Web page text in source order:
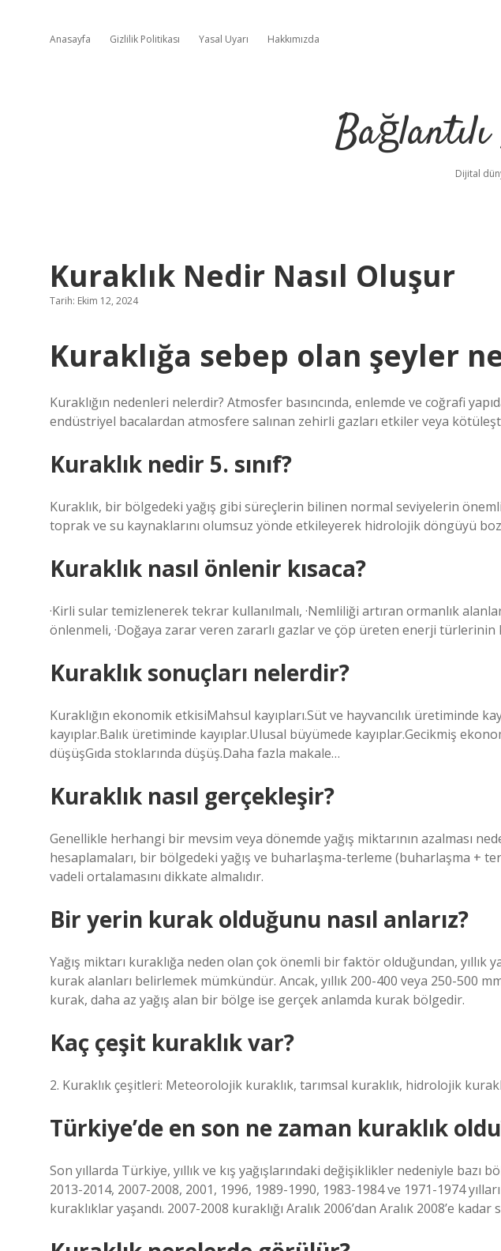
Anasayfa Gizlilik Politikası Yasal Uyarı Hakkımızda
Dijital
Kuraklık Nedir Nasıl Oluşur
Tarih: Ekim 12, 2024
Kuraklığa sebep olan şeyler
Kuraklığın nedenleri nelerdir? Atmosfer basıncında, enlemde ve coğrafi
endüstriyel bacalardan atmosfere salınan zehirli gazları etkiler veya
Kuraklık nedir 5. sınıf?
Kuraklık, bir bölgedeki yağış gibi süreçlerin bilinen normal seviyelerin
toprak ve su kaynaklarını olumsuz yönde etkileyerek hidrolojik döngüyü
Kuraklık nasıl önlenir kısaca?
·Kirli sular temizlenerek tekrar kullanılmalı, ·Nemliliği artıran ormanlık
önlenmeli, ·Doğaya zarar veren zararlı gazlar ve çöp üreten enerji türlerinin
Kuraklık sonuçları nelerdir?
Kuraklığın ekonomik etkisiMahsul kayıpları.Süt ve hayvancılık üretiminde
kayıplar.Balık üretiminde kayıplar.Ulusal büyümede kayıplar.Gecikmiş
düşüşGıda stoklarında düşüş.Daha fazla makale…
Kuraklık nasıl gerçekleşir?
Genellikle herhangi bir mevsim veya dönemde yağış miktarının azalması
hesaplamaları, bir bölgedeki yağış ve buharlaşma-terleme (buharlaşma +
vadeli ortalamasını dikkate almalıdır.
Bir yerin kurak olduğunu nasıl anlarız?
Yağış miktarı kuraklığa neden olan çok önemli bir faktör olduğundan, yıllık
kurak alanları belirlemek mümkündür. Ancak, yıllık 200-400 veya 250-500
kurak, daha az yağış alan bir bölge ise gerçek anlamda kurak bölgedir.
Kaç çeşit kuraklık var?
2. Kuraklık çeşitleri: Meteorolojik kuraklık, tarımsal kuraklık, hidrolojik
Türkiye’de en son ne zaman kuraklık
Son yıllarda Türkiye, yıllık ve kış yağışlarındaki değişiklikler nedeniyle bazı
2013-2014, 2007-2008, 2001, 1996, 1989-1990, 1983-1984 ve 1971-1974
kuraklıklar yaşandı. 2007-2008 kuraklığı Aralık 2006’dan Aralık 2008’e kadar